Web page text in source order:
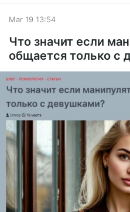
Mar 19 13:54
Что значит если
общается только с